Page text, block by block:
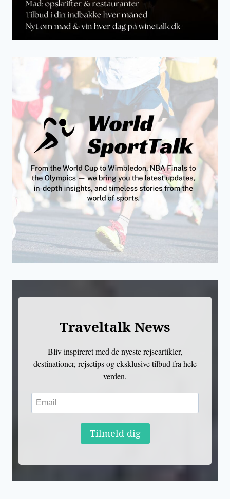
Traveltalk News
Bliv inspireret med de nyeste rejseartikler,
destinationer, rejsetips og eksklusive tilbud fra hele
verden.
Tilmeld dig